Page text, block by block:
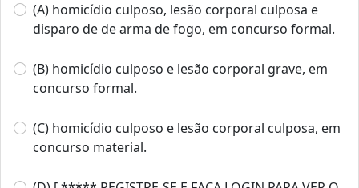
(A) homicídio culposo, lesão corporal culposa e
disparo de de arma de fogo, em concurso formal.
(B) homicídio culposo e lesão corporal grave, em
concurso formal.
(C) homicídio culposo e lesão corporal culposa, em
concurso material.